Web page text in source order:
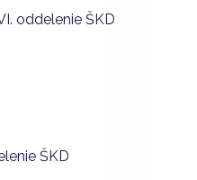
oddelenie ŠKD
ŠKD